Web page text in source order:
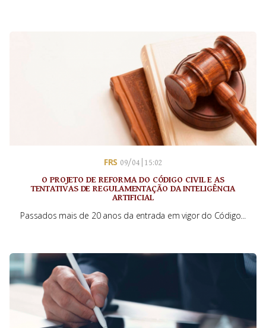
FRS 09/04 | 15:02
O PROJETO DE REFORMA DO CÓDIGO CIVIL E AS
TENTATIVAS DE REGULAMENTAÇÃO DA INTELIGÊNCIA
ARTIFICIAL
Passados mais de 20 anos da entrada em vigor do Código...